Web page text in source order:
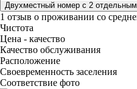
Двухместный номер с 2
1 отзыв о проживании со
Чистота
Цена - качество
Качество обслуживания
Расположение
Своевременность заселения
Соответствие фото